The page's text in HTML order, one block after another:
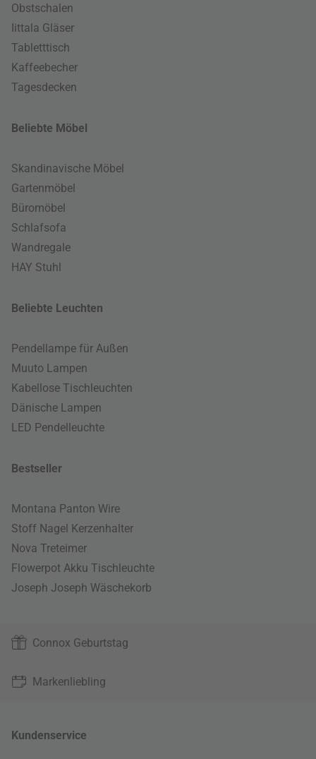
Obstschalen
Iittala Gläser
Tabletttisch
Kaffeebecher
Tagesdecken
Beliebte Möbel
Skandinavische Möbel
Gartenmöbel
Büromöbel
Schlafsofa
Wandregale
HAY Stuhl
Beliebte Leuchten
Pendellampe für Außen
Muuto Lampen
Kabellose Tischleuchten
Dänische Lampen
LED Pendelleuchte
Bestseller
Montana Panton Wire
Stoff Nagel Kerzenhalter
Nova Treteimer
Flowerpot Akku Tischleuchte
Joseph Joseph Wäschekorb
Connox Geburtstag
Markenliebling
Kundenservice